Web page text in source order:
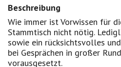
Beschreibung
Wie immer ist Vorwissen für
Stammtisch nicht nötig.
sowie ein rücksichtsvolles
bei Gesprächen in großer